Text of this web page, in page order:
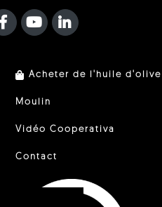
FACEBOOK F
YOUTUBEFA LINKEDIN
Acheter de l'huile d'olive
Moulin
Vidéo Cooperativa
Contact